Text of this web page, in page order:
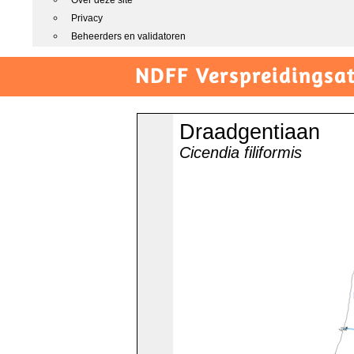
Privacy
Beheerders en validatoren
NDFF